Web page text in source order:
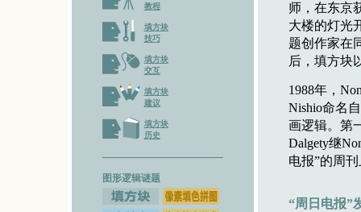
教程
填方块
技巧
填方块
交互
填方块
建议
填方块
历史
图形逻辑谜题
师，在东京
大楼的灯光
题创作家在
后，填方块
1988年，
Nishio命名
画逻辑。第
Dalgety继
电报”的周
“周日电报”